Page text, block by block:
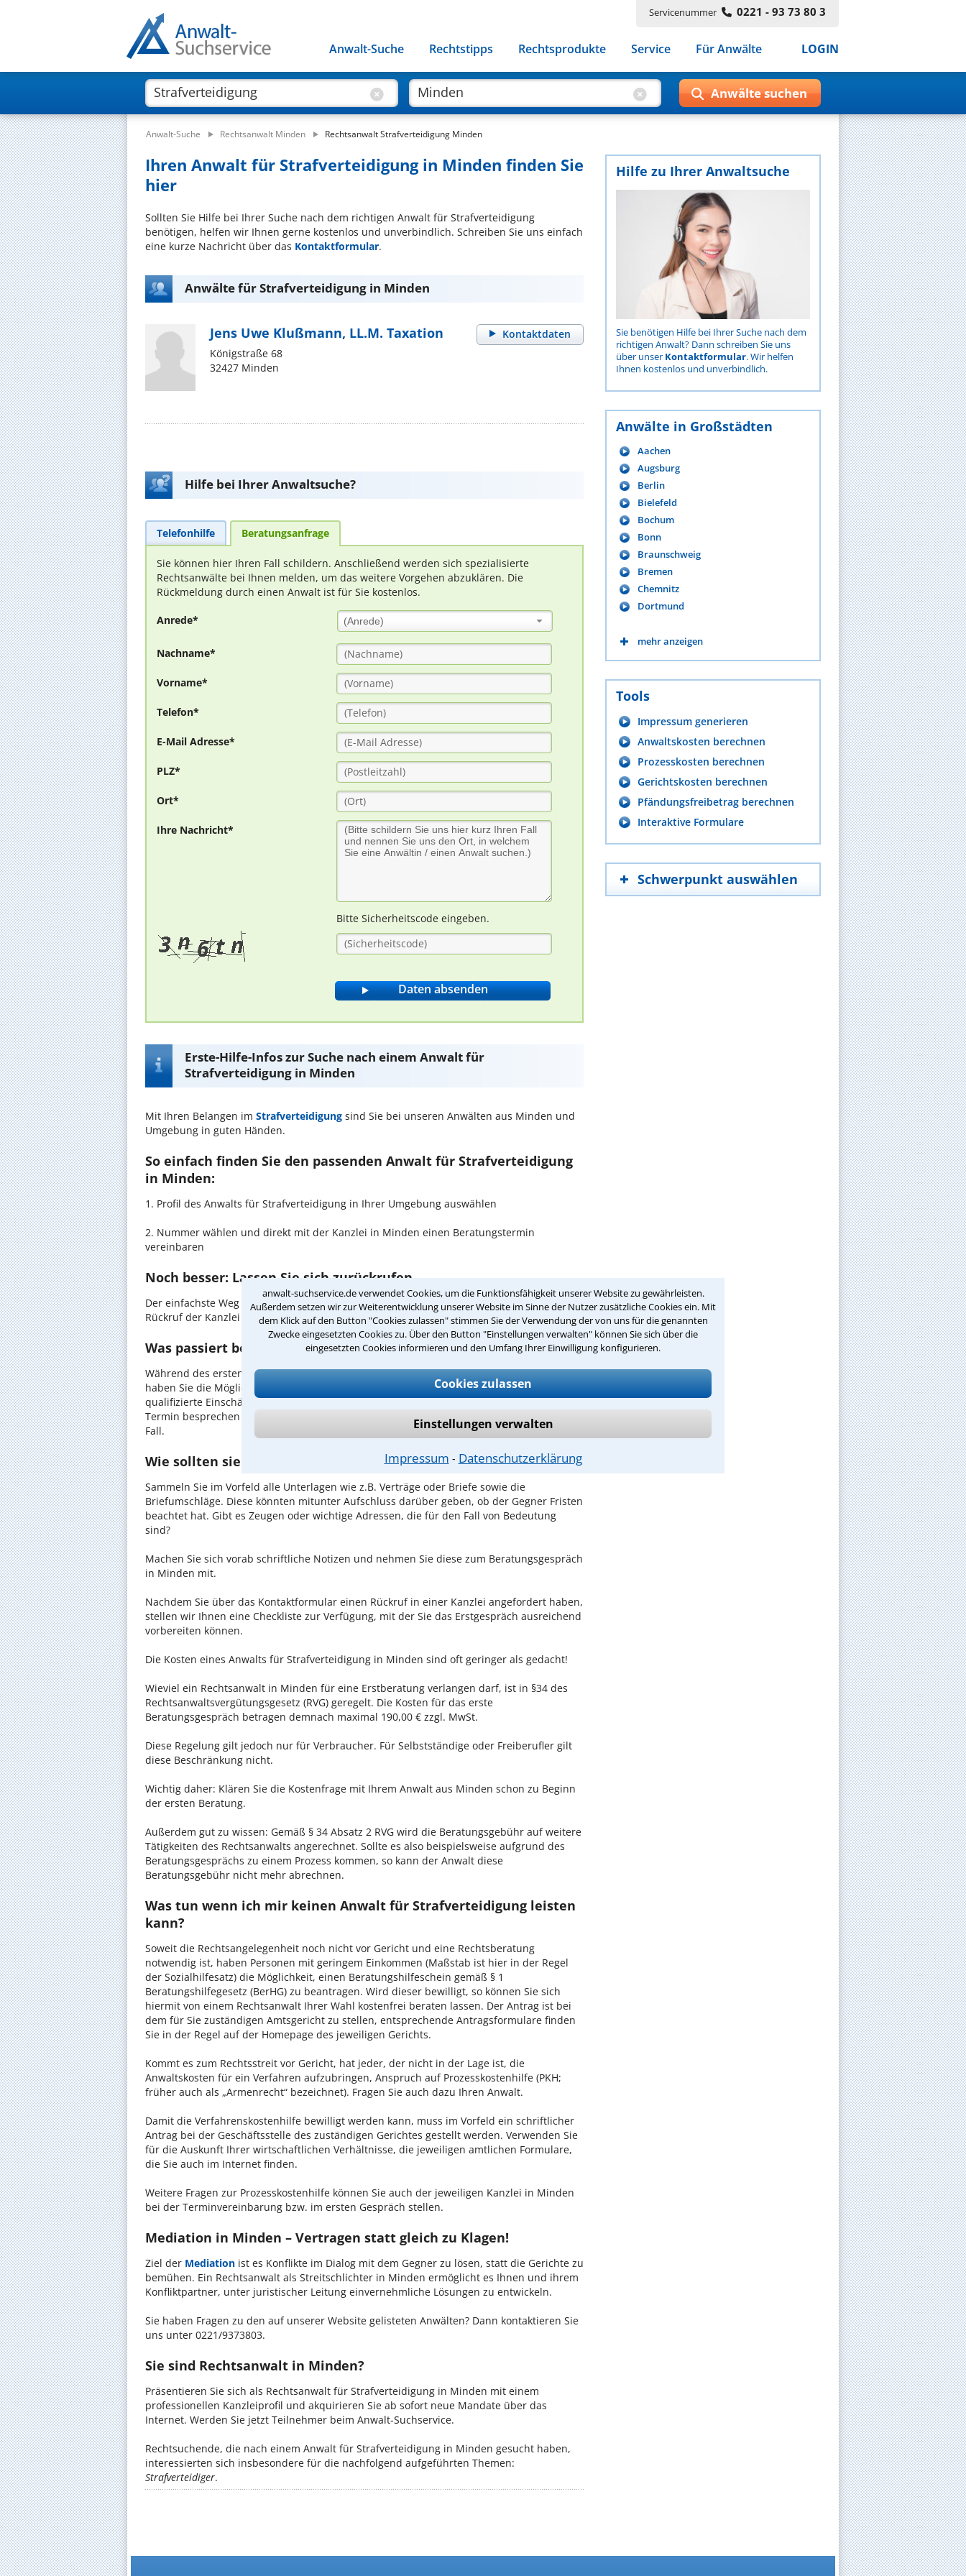
anwalt-suchservice.de verwendet Cookies, um die Funktionsfähigkeit unserer Website zu gewährleisten.
Außerdem setzen wir zur Weiterentwicklung unserer Website im Sinne der Nutzer zusätzliche Cookies ein. Mit
dem Klick auf den Button "Cookies zulassen" stimmen Sie der Verwendung der von uns für die genannten
Zwecke eingesetzten Cookies zu. Über den Button "Einstellungen verwalten" können Sie sich über die
eingesetzten Cookies informieren und den Umfang Ihrer Einwilligung konfigurieren.
Cookies zulassen
Einstellungen verwalten
Impressum ⁃ Datenschutzerklärung
Servicenummer 0221 - 93 73 80 3
Anwalt-Suche Rechtstipps Rechtsprodukte Service Für Anwälte LOGIN
Anwalt-Suche Rechtsanwalt Minden Rechtsanwalt Strafverteidigung Minden
Ihren Anwalt für Strafverteidigung in Minden finden Sie
hier
Sollten Sie Hilfe bei Ihrer Suche nach dem richtigen Anwalt für Strafverteidigung
benötigen, helfen wir Ihnen gerne kostenlos und unverbindlich. Schreiben Sie uns einfach
eine kurze Nachricht über das Kontaktformular.
Anwälte für Strafverteidigung in Minden
Kontaktdaten
Jens Uwe Klußmann, LL.M. Taxation
Königstraße 68
32427 Minden
Hilfe bei Ihrer Anwaltsuche?
Telefonhilfe Beratungsanfrage
Sie können hier Ihren Fall schildern. Anschließend werden sich spezialisierte
Rechtsanwälte bei Ihnen melden, um das weitere Vorgehen abzuklären. Die
Rückmeldung durch einen Anwalt ist für Sie kostenlos.
Anrede* (Anrede)
Nachname*
Vorname*
Telefon*
E-Mail Adresse*
PLZ*
Ort*
Ihre Nachricht*
Bitte Sicherheitscode eingeben.
Erste-Hilfe-Infos zur Suche nach einem Anwalt für
Strafverteidigung in Minden
Mit Ihren Belangen im Strafverteidigung sind Sie bei unseren Anwälten aus Minden und
Umgebung in guten Händen.
So einfach finden Sie den passenden Anwalt für Strafverteidigung
in Minden:
1. Profil des Anwalts für Strafverteidigung in Ihrer Umgebung auswählen
2. Nummer wählen und direkt mit der Kanzlei in Minden einen Beratungstermin
vereinbaren
Noch besser: Lassen Sie sich zurückrufen
Der einfachste Weg zum Anwalt in Minden ist es, über unser Kontaktformular einen
Rückruf der Kanzlei anzufordern - probieren Sie es gleich aus.
Was passiert beim anwaltlichen Erstgespräch in Minden?
Während des ersten Gesprächs mit Ihrem Rechtsanwalt für Strafverteidigung in Minden
haben Sie die Möglichkeit, in Ruhe den Sachverhalt zu schildern, sodass Sie eine
qualifizierte Einschätzung zu Ihrem Fall und Ihren Erfolgsaussichten erhalten. In diesem
Termin besprechen Sie dann mit Ihrem Anwalt auch die weitere Vorgehensweise in Ihrem
Fall.
Wie sollten sie Sich auf den Termin beim Anwalt vorbereiten?
Sammeln Sie im Vorfeld alle Unterlagen wie z.B. Verträge oder Briefe sowie die
Briefumschläge. Diese könnten mitunter Aufschluss darüber geben, ob der Gegner Fristen
beachtet hat. Gibt es Zeugen oder wichtige Adressen, die für den Fall von Bedeutung
sind?
Machen Sie sich vorab schriftliche Notizen und nehmen Sie diese zum Beratungsgespräch
in Minden mit.
Nachdem Sie über das Kontaktformular einen Rückruf in einer Kanzlei angefordert haben,
stellen wir Ihnen eine Checkliste zur Verfügung, mit der Sie das Erstgespräch ausreichend
vorbereiten können.
Die Kosten eines Anwalts für Strafverteidigung in Minden sind oft geringer als gedacht!
Wieviel ein Rechtsanwalt in Minden für eine Erstberatung verlangen darf, ist in §34 des
Rechtsanwaltsvergütungsgesetz (RVG) geregelt. Die Kosten für das erste
Beratungsgespräch betragen demnach maximal 190,00 € zzgl. MwSt.
Diese Regelung gilt jedoch nur für Verbraucher. Für Selbstständige oder Freiberufler gilt
diese Beschränkung nicht.
Wichtig daher: Klären Sie die Kostenfrage mit Ihrem Anwalt aus Minden schon zu Beginn
der ersten Beratung.
Außerdem gut zu wissen: Gemäß § 34 Absatz 2 RVG wird die Beratungsgebühr auf weitere
Tätigkeiten des Rechtsanwalts angerechnet. Sollte es also beispielsweise aufgrund des
Beratungsgesprächs zu einem Prozess kommen, so kann der Anwalt diese
Beratungsgebühr nicht mehr abrechnen.
Was tun wenn ich mir keinen Anwalt für Strafverteidigung leisten
kann?
Soweit die Rechtsangelegenheit noch nicht vor Gericht und eine Rechtsberatung
notwendig ist, haben Personen mit geringem Einkommen (Maßstab ist hier in der Regel
der Sozialhilfesatz) die Möglichkeit, einen Beratungshilfeschein gemäß § 1
Beratungshilfegesetz (BerHG) zu beantragen. Wird dieser bewilligt, so können Sie sich
hiermit von einem Rechtsanwalt Ihrer Wahl kostenfrei beraten lassen. Der Antrag ist bei
dem für Sie zuständigen Amtsgericht zu stellen, entsprechende Antragsformulare finden
Sie in der Regel auf der Homepage des jeweiligen Gerichts.
Kommt es zum Rechtsstreit vor Gericht, hat jeder, der nicht in der Lage ist, die
Anwaltskosten für ein Verfahren aufzubringen, Anspruch auf Prozesskostenhilfe (PKH;
früher auch als „Armenrecht“ bezeichnet). Fragen Sie auch dazu Ihren Anwalt.
Damit die Verfahrenskostenhilfe bewilligt werden kann, muss im Vorfeld ein schriftlicher
Antrag bei der Geschäftsstelle des zuständigen Gerichtes gestellt werden. Verwenden Sie
für die Auskunft Ihrer wirtschaftlichen Verhältnisse, die jeweiligen amtlichen Formulare,
die Sie auch im Internet finden.
Weitere Fragen zur Prozesskostenhilfe können Sie auch der jeweiligen Kanzlei in Minden
bei der Terminvereinbarung bzw. im ersten Gespräch stellen.
Mediation in Minden – Vertragen statt gleich zu Klagen!
Ziel der Mediation ist es Konflikte im Dialog mit dem Gegner zu lösen, statt die Gerichte zu
bemühen. Ein Rechtsanwalt als Streitschlichter in Minden ermöglicht es Ihnen und ihrem
Konfliktpartner, unter juristischer Leitung einvernehmliche Lösungen zu entwickeln.
Sie haben Fragen zu den auf unserer Website gelisteten Anwälten? Dann kontaktieren Sie
uns unter 0221/9373803.
Sie sind Rechtsanwalt in Minden?
Präsentieren Sie sich als Rechtsanwalt für Strafverteidigung in Minden mit einem
professionellen Kanzleiprofil und akquirieren Sie ab sofort neue Mandate über das
Internet. Werden Sie jetzt Teilnehmer beim Anwalt-Suchservice.
Rechtsuchende, die nach einem Anwalt für Strafverteidigung in Minden gesucht haben,
interessierten sich insbesondere für die nachfolgend aufgeführten Themen:
Strafverteidiger.
Hilfe zu Ihrer Anwaltsuche
Sie benötigen Hilfe bei Ihrer Suche nach dem
richtigen Anwalt? Dann schreiben Sie uns
über unser Kontaktformular. Wir helfen
Ihnen kostenlos und unverbindlich.
Anwälte in Großstädten
Aachen
Augsburg
Berlin
Bielefeld
Bochum
Bonn
Braunschweig
Bremen
Chemnitz
Dortmund
mehr anzeigen
Tools
Impressum generieren
Anwaltskosten berechnen
Prozesskosten berechnen
Gerichtskosten berechnen
Pfändungsfreibetrag berechnen
Interaktive Formulare
Schwerpunkt auswählen